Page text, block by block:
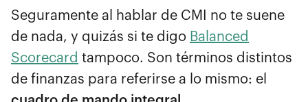
Seguramente al hablar de CMI no te suene
de nada, y quizás si te digo Balanced
Scorecard tampoco. Son términos distintos
de finanzas para referirse a lo mismo: el